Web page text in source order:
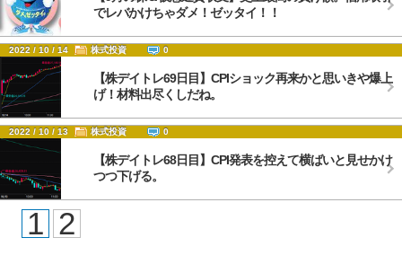
でレバかけちゃダメ！ゼッタイ！！
2022 / 10 / 14 株式投資 0
【株デイトレ69日目】CPIショック再来かと思いきや爆上
げ！材料出尽くしだね。
2022 / 10 / 13 株式投資 0
【株デイトレ68日目】CPI発表を控えて横ばいと見せかけ
つつ下げる。
1 2